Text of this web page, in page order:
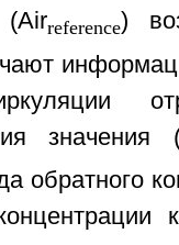
(Airreference)
значения
обратного